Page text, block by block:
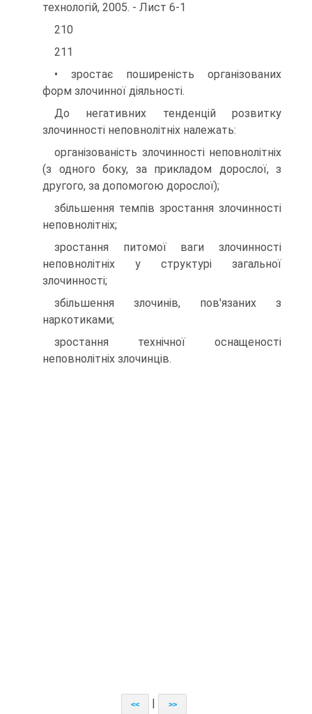
технологій, 2005. - Лист 6-1
210
211
• зростає поширеність організованих
форм злочинної діяльності.
До негативних тенденцій розвитку
злочинності неповнолітніх належать:
організованість злочинності неповнолітніх
(з одного боку, за прикладом дорослої, з
другого, за допомогою дорослої);
збільшення темпів зростання злочинності
неповнолітніх;
зростання питомої ваги злочинності
неповнолітніх у структурі загальної
злочинності;
збільшення злочинів, пов'язаних з
наркотиками;
зростання технічної оснащеності
неповнолітніх злочинців.
<< >>